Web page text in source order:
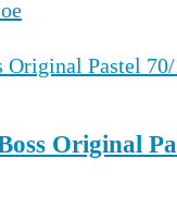
Original